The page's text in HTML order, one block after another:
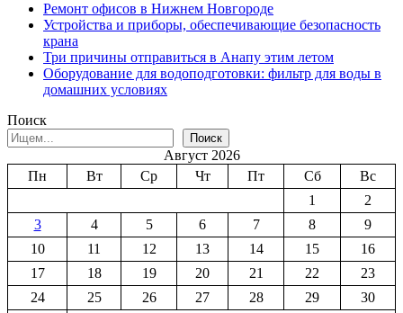
Ремонт офисов в Нижнем Новгороде
Устройства и приборы, обеспечивающие безопасность
крана
Три причины отправиться в Анапу этим летом
Оборудование для водоподготовки: фильтр для воды в
домашних условиях
Поиск
Поиск
Август 2026
Пн
Вт Ср Чт Пт Сб
Вс
1
2
3
4 5 6 7 8
9
10
11 12 13 14 15
16
17
18 19 20 21 22
23
24
25 26 27 28 29
30